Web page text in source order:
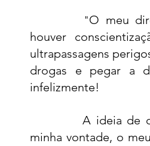
		"
O meu
houver
ultrapassagens
drogas e pegar a
infelizmente!
A ideia de
minha vontade, o